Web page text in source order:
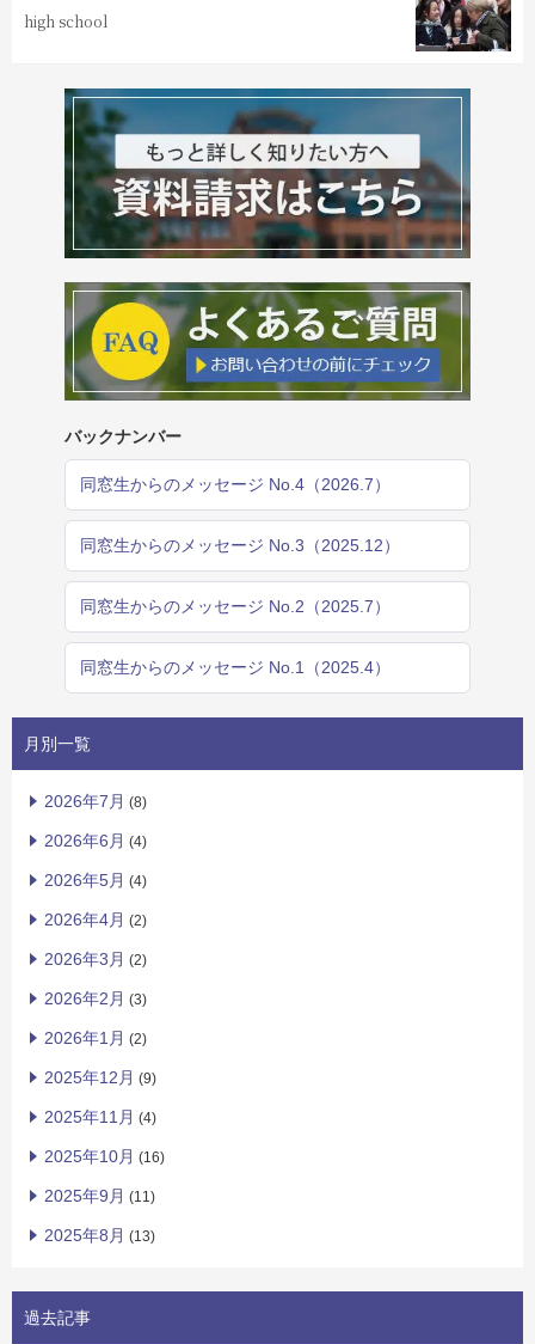
high school
バックナンバー
同窓生からのメッセージ No.4（2026.7）
同窓生からのメッセージ No.3（2025.12）
同窓生からのメッセージ No.2（2025.7）
同窓生からのメッセージ No.1（2025.4）
月別一覧
2026年7月 (8)
2026年6月 (4)
2026年5月 (4)
2026年4月 (2)
2026年3月 (2)
2026年2月 (3)
2026年1月 (2)
2025年12月 (9)
2025年11月 (4)
2025年10月 (16)
2025年9月 (11)
2025年8月 (13)
過去記事